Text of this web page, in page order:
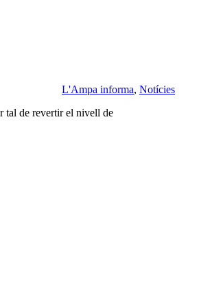
L'Ampa informa, Notícies
tal de revertir el nivell de